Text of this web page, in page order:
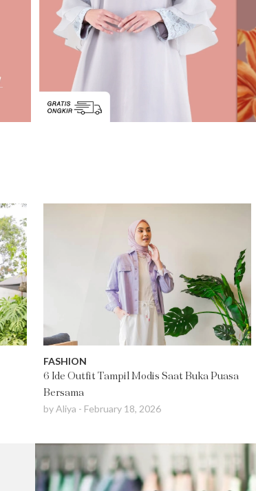
FASHION
6 Ide Outfit Tampil Modis Saat Buka Puasa
Bersama
byAliya - February 18, 2026